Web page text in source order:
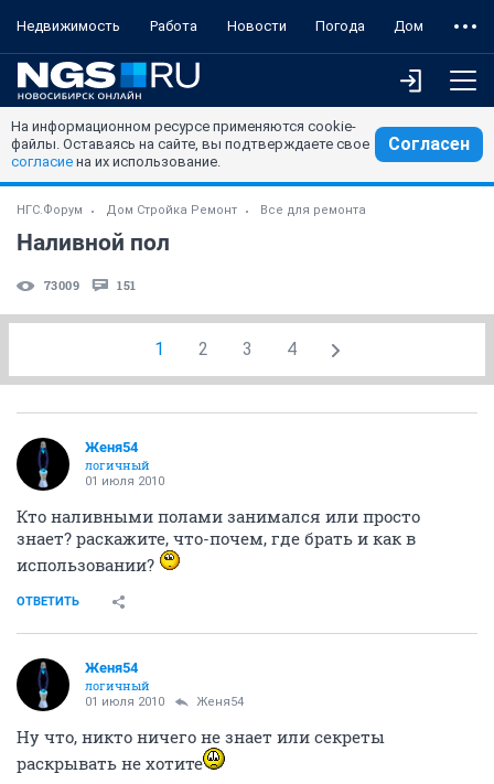
Недвижимость Работа Новости Погода Дом
На информационном ресурсе применяются cookie-
файлы. Оставаясь на сайте, вы подтверждаете свое
согласие на их использование.
Согласен
НГС.Форум Дом Стройка Ремонт Все для ремонта
Наливной пол
73009 151
1 2 3 4
Женя54
логичный
01 июля 2010
Кто наливными полами занимался или просто
знает? раскажите, что-почем, где брать и как в
использовании?
ОТВЕТИТЬ
Женя54
логичный
01 июля 2010 Женя54
Ну что, никто ничего не знает или секреты
раскрывать не хотите